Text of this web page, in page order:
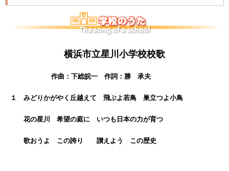
横浜市立星川小学校校歌
作曲：下総皖一 作詞：勝 承夫
１ みどりかがやく丘越えて 飛ぶよ若鳥 巣立つよ小鳥
花の星川 希望の庭に いつも日本の力が育つ
歌おうよ この誇り 讃えよう この歴史